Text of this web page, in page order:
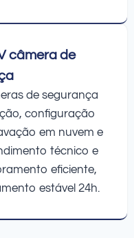
câmera de
de segurança
configuração
em nuvem e
técnico e
eficiente,
estável 24h.